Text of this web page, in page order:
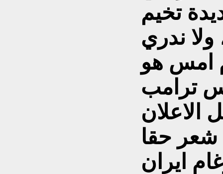
تخيم
ندري
امس هو
ترامب
الاعلان
شعر حقا
ايران